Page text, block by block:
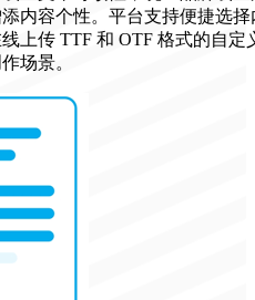
内容个性。平台支持便捷选择
上传 TTF 和 OTF 格式的自定
场景。